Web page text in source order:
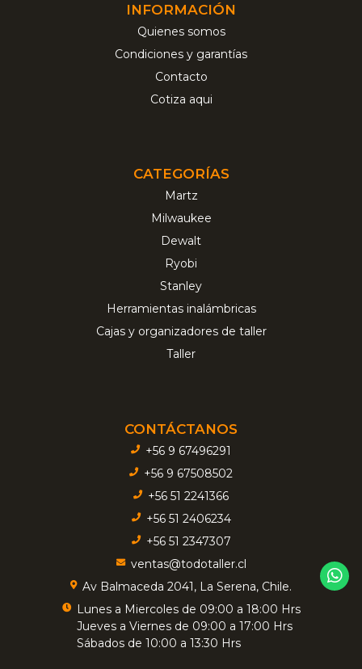
INFORMACIÓN
Quienes somos
Condiciones y garantías
Contacto
Cotiza aqui
CATEGORÍAS
Martz
Milwaukee
Dewalt
Ryobi
Stanley
Herramientas inalámbricas
Cajas y organizadores de taller
Taller
CONTÁCTANOS
+56 9 67496291
+56 9 67508502
+56 51 2241366
+56 51 2406234
+56 51 2347307
ventas@todotaller.cl
Av Balmaceda 2041, La Serena, Chile.
Lunes a Miercoles de 09:00 a 18:00 Hrs
Jueves a Viernes de 09:00 a 17:00 Hrs
Sábados de 10:00 a 13:30 Hrs